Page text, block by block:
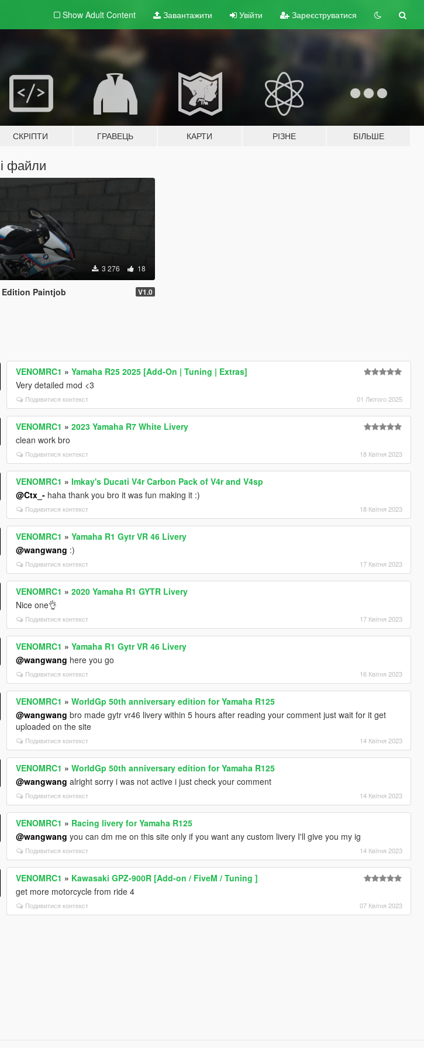
Show Adult Content Завантажити Увійти Зареєструватися
СКРІПТИ ГРАВЕЦЬ КАРТИ РІЗНЕ БІЛЬШЕ
файли
3 276 18
Edition Paintjob V1.0
VENOMRC1 »Yamaha R25 2025 [Add-On | Tuning | Extras]
Very detailed mod <3
Подивитися контекст 01 Лютого 2025
VENOMRC1 »2023 Yamaha R7 White Livery
clean work bro
Подивитися контекст 18 Квітня 2023
VENOMRC1 »Imkay's Ducati V4r Carbon Pack of V4r and V4sp
@Ctx_- haha thank you bro it was fun making it :)
Подивитися контекст 18 Квітня 2023
VENOMRC1 »Yamaha R1 Gytr VR 46 Livery
@wangwang :)
Подивитися контекст 17 Квітня 2023
VENOMRC1 »2020 Yamaha R1 GYTR Livery
Nice one👌
Подивитися контекст 17 Квітня 2023
VENOMRC1 »Yamaha R1 Gytr VR 46 Livery
@wangwang here you go
Подивитися контекст 16 Квітня 2023
VENOMRC1 »WorldGp 50th anniversary edition for Yamaha R125
@wangwang bro made gytr vr46 livery within 5 hours after reading your comment just wait for it get
uploaded on the site
Подивитися контекст 14 Квітня 2023
VENOMRC1 »WorldGp 50th anniversary edition for Yamaha R125
@wangwang alright sorry i was not active i just check your comment
Подивитися контекст 14 Квітня 2023
VENOMRC1 » Racing livery for Yamaha R125
@wangwang you can dm me on this site only if you want any custom livery I'll give you my ig
Подивитися контекст 14 Квітня 2023
VENOMRC1 » Kawasaki GPZ-900R [Add-on / FiveM / Tuning ]
get more motorcycle from ride 4
Подивитися контекст 07 Квітня 2023